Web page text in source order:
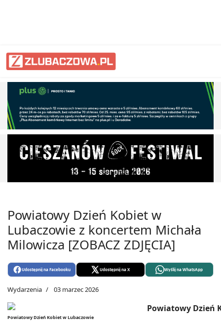
Powiatowy Dzień Kobiet w
Lubaczowie z koncertem Michała
Milowicza [ZOBACZ ZDJĘCIA]
Udostępnij na Facebooku Udostępnij na X Wyślij na WhatsApp
Wydarzenia 03 marzec 2026
Powiatowy Dzień Kobiet w Lubaczowie